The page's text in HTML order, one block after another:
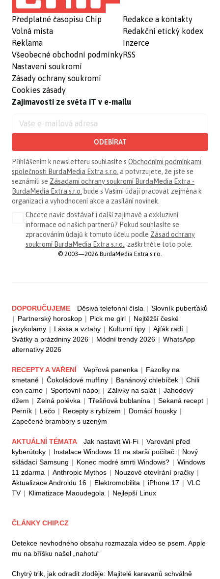
Předplatné časopisu Chip
Volná místa
Reklama
Všeobecné obchodní podmínky
Nastavení soukromí
Zásady ochrany soukromí
Cookies zásady
Redakce a kontakty
Redakční etický kodex
Inzerce
RSS
Zajímavosti ze světa IT v e-mailu
ODEBÍRAT
Přihlášením k newsletteru souhlasíte s Obchodními podmínkami
společnosti BurdaMedia Extra s.r.o. a potvrzujete, že jste se
seznámili se Zásadami ochrany soukromí BurdaMedia Extra -
BurdaMedia Extra s.r.o. bude s Vašimi údaji pracovat zejména k
organizaci a vyhodnocení akce a zasílání novinek.
Chcete navíc dostávat i další zajímavé a exkluzivní
informace od našich partnerů? Pokud souhlasíte se
zpracováním údajů k tomuto účelu podle Zásad ochrany
soukromí BurdaMedia Extra s.r.o. , zaškrtněte toto pole.
© 2003—2026 BurdaMedia Extra s.r.o.
DOPORUČUJEME Děsivá telefonní čísla | Slovník puberťáků
| Partnerský horoskop | Pick me girl | Nejtěžší české
jazykolamy | Láska a vztahy | Kulturní tipy | Ajťák radí |
Svátky a prázdniny 2026 | Módní trendy 2026 | WhatsApp
alternativy 2026
RECEPTY A VAŘENÍ Vepřová panenka | Fazolky na
smetaně | Čokoládové muffiny | Banánový chlebíček | Chili
con carne | Sportovní nápoj | Zálivky na salát | Jahodový
džem | Zelná polévka | Třešňová bublanina | Sekaná recept |
Perník | Lečo | Recepty s rybízem | Domácí housky |
Zapečené brambory s uzeným
AKTUÁLNÍ TÉMATA Jak nastavit Wi-Fi | Varování před
kyberútoky | Instalace Windows 11 na starší počítač | Nový
skládací Samsung | Konec modré smrti Windows? | Windows
11 zdarma | Anthropic Mythos | Nouzové otevírání pračky |
Aktualizace Androidu 16 | Elektromobilita | iPhone 17 | VLC
TV | Klimatizace Maoudegola | Nejlepší Linux
ČLÁNKY CHIP.CZ
Detekce nevhodného obsahu rozmazala video se psem. Apple
mu na bříšku našel „nahotu“
Chytrý trik, jak odradit zloděje: Majitelé karavanů schválně